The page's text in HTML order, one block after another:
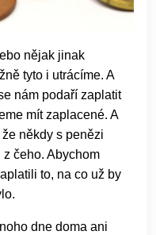
nějak jinak
tyto i utrácíme. A
nám podaří zaplatit
mít zaplacené. A
někdy s penězi
čeho. Abychom
to, na co už by
dne doma ani